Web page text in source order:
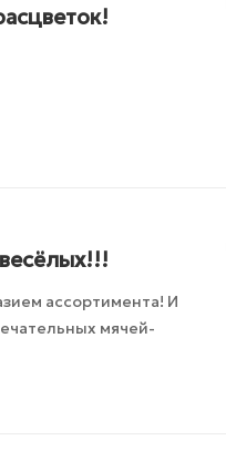
ассортимента! И
мячей-